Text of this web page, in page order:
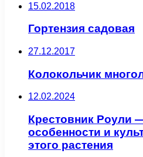
15.02.2018
Гортензия садовая
27.12.2017
Колокольчик
12.02.2024
Крестовник Роули
особенности и
этого растения